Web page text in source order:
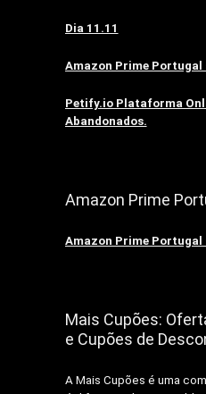
Dia 11.11
Amazon Prime Portugal
Petify.io Plataforma
Abandonados.
Amazon Prime
Amazon Prime Portugal
Mais Cupões:
e Cupões de
A Mais Cupões é uma